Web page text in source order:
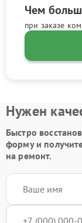
Чем
при заказе
Нужен
Быстро
формуи
на ремонт.